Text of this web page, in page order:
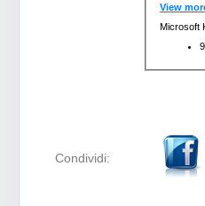
Condividi: